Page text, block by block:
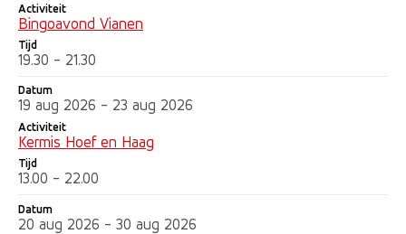
Activiteit
Bingoavond Vianen
Tijd
19.30 - 21.30
Datum
19 aug 2026 - 23 aug 2026
Activiteit
Kermis Hoef en Haag
Tijd
13.00 - 22.00
Datum
20 aug 2026 - 30 aug 2026